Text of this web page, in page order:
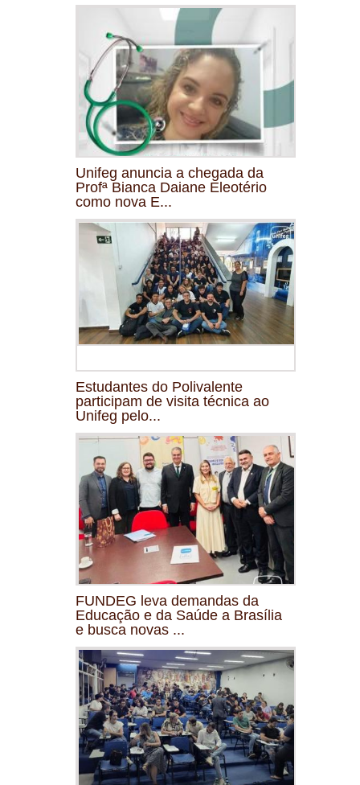
Unifeg anuncia a chegada da
Profª Bianca Daiane Eleotério
como nova E...
Estudantes do Polivalente
participam de visita técnica ao
Unifeg pelo...
FUNDEG leva demandas da
Educação e da Saúde a Brasília
e busca novas ...